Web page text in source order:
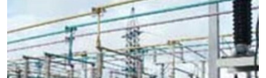
АЗАТТЫК+
ЫҢГАЙСЫЗ СУРООЛОР